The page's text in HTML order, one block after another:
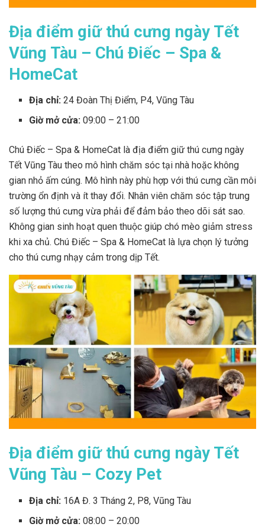
Địa điểm giữ thú cưng ngày Tết
Vũng Tàu – Chú Điếc – Spa &
HomeCat
Địa chỉ: 24 Đoàn Thị Điểm, P4, Vũng Tàu
Giờ mở cửa: 09:00 – 21:00
Chú Điếc – Spa & HomeCat là địa điểm giữ thú cưng ngày
Tết Vũng Tàu theo mô hình chăm sóc tại nhà hoặc không
gian nhỏ ấm cúng. Mô hình này phù hợp với thú cưng cần môi
trường ổn định và ít thay đổi. Nhân viên chăm sóc tập trung
số lượng thú cưng vừa phải để đảm bảo theo dõi sát sao.
Không gian sinh hoạt quen thuộc giúp chó mèo giảm stress
khi xa chủ. Chú Điếc – Spa & HomeCat là lựa chọn lý tưởng
cho thú cưng nhạy cảm trong dịp Tết.
Địa điểm giữ thú cưng ngày Tết
Vũng Tàu – Cozy Pet
Địa chỉ: 16A Đ. 3 Tháng 2, P8, Vũng Tàu
Giờ mở cửa: 08:00 – 20:00